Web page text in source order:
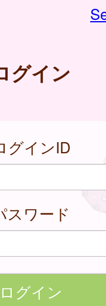
グイン
グインID
スワード